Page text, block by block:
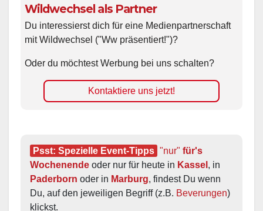
Wildwechsel als Partner
Du interessierst dich für eine Medienpartnerschaft
mit Wildwechsel ("Ww präsentiert!")?
Oder du möchtest Werbung bei uns schalten?
Kontaktiere uns jetzt!
Psst: Spezielle Event-Tipps "nur" für's
Wochenende oder nur für heute in Kassel
Paderborn oder in Marburg, findest Du wenn
Du, auf den jeweiligen Begriff (z.B. Beverungen)
klickst.